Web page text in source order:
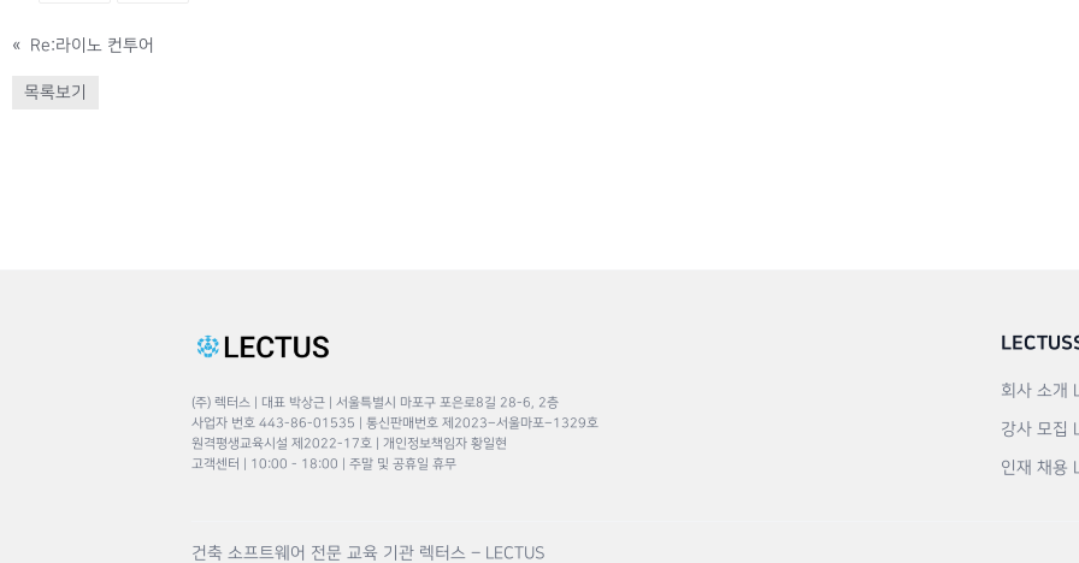
« Re:라이노 컨투어
목록보기
(주) 렉터스 | 대표 박상근 | 서울특별시 마포구 포은로8길 28-6, 2층
사업자 번호 443-86-01535 | 통신판매번호 제2023–서울마포–1329호
원격평생교육시설 제2022-17호 | 개인정보책임자 황일현
고객센터 | 10:00 - 18:00 | 주말 및 공휴일 휴무
LECTUS
회사 소개
강사 모집
인재 채용
건축 소프트웨어 전문 교육 기관 렉터스 – LECTUS